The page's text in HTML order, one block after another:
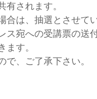
有されます。
合は、抽選とさせて
ス宛への受講票の送
す。
、ご了承下さい。